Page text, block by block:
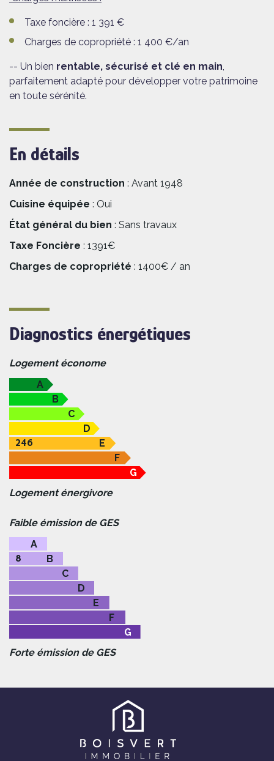
Taxe foncière : 1 391 €
Charges de copropriété : 1 400 €/an
-- Un bien rentable, sécurisé et clé en main,
parfaitement adapté pour développer votre patrimoine
en toute sérénité.
En détails
Année de construction : Avant 1948
Cuisine équipée : Oui
État général du bien : Sans travaux
Taxe Foncière : 1391€
Charges de copropriété : 1400€ / an
Diagnostics énergétiques
Logement économe
A
B
C
D
246
E
F
G
Logement énergivore
Faible émission de GES
A
8
B
C
D
E
F
G
Forte émission de GES